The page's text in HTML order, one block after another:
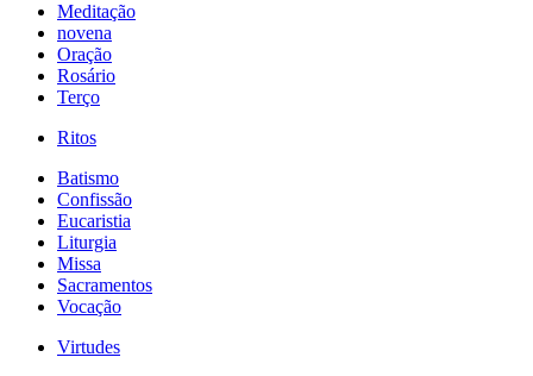
Meditação
novena
Oração
Rosário
Terço
Ritos
Batismo
Confissão
Eucaristia
Liturgia
Missa
Sacramentos
Vocação
Virtudes